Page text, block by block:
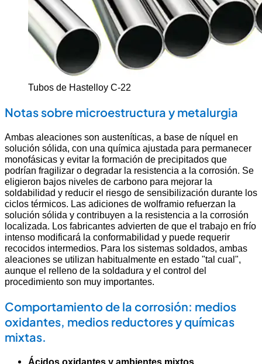
Tubos de Hastelloy C-22
Notas sobre microestructura y metalurgia
Ambas aleaciones son austeníticas, a base de níquel en
solución sólida, con una química ajustada para permanecer
monofásicas y evitar la formación de precipitados que
podrían fragilizar o degradar la resistencia a la corrosión. Se
eligieron bajos niveles de carbono para mejorar la
soldabilidad y reducir el riesgo de sensibilización durante los
ciclos térmicos. Las adiciones de wolframio refuerzan la
solución sólida y contribuyen a la resistencia a la corrosión
localizada. Los fabricantes advierten de que el trabajo en frío
intenso modificará la conformabilidad y puede requerir
recocidos intermedios. Para los sistemas soldados, ambas
aleaciones se utilizan habitualmente en estado "tal cual",
aunque el relleno de la soldadura y el control del
procedimiento son muy importantes.
Comportamiento de la corrosión: medios
oxidantes, medios reductores y químicas
mixtas.